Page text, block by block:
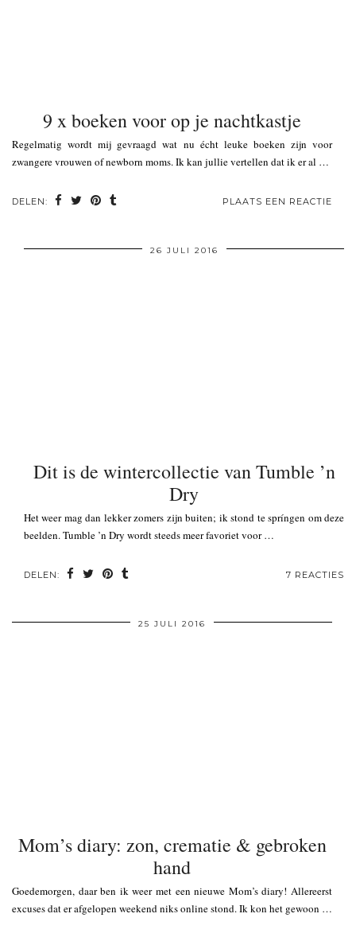
9 x boeken voor op je nachtkastje
Regelmatig wordt mij gevraagd wat nu écht leuke boeken zijn voor
zwangere vrouwen of newborn moms. Ik kan jullie vertellen dat ik er al …
DELEN: PLAATS EEN REACTIE
26 JULI 2016
Dit is de wintercollectie van Tumble ’n
Dry
Het weer mag dan lekker zomers zijn buiten; ik stond te spríngen om deze
beelden. Tumble ’n Dry wordt steeds meer favoriet voor …
DELEN: 7 REACTIES
25 JULI 2016
Mom’s diary: zon, crematie & gebroken
hand
Goedemorgen, daar ben ik weer met een nieuwe Mom’s diary! Allereerst
excuses dat er afgelopen weekend niks online stond. Ik kon het gewoon …